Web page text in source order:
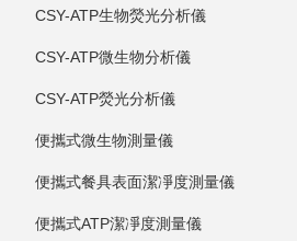
CSY-ATP生物熒光分析儀
CSY-ATP微生物分析儀
CSY-ATP熒光分析儀
便攜式微生物測量儀
便攜式餐具表面潔凈度測量儀
便攜式ATP潔凈度測量儀